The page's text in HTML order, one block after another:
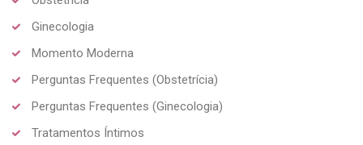
Ginecologia
Momento Moderna
Perguntas Frequentes (Obstetrícia)
Perguntas Frequentes (Ginecologia)
Tratamentos Íntimos